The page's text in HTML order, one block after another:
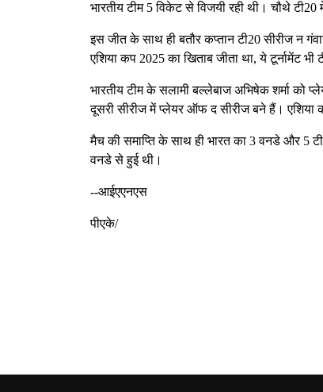
भारतीय टीम 5 विकेट से विजयी रही थी। चौथे टी20
इस जीत के साथ ही बतौर कप्तान टी20 सीरीज न
एशिया कप 2025 का खिताब जीता था, ये टूर्नामेंट भी
भारतीय टीम के सलामी बल्लेबाज अभिषेक शर्मा को
दूसरी सीरीज में प्लेयर ऑफ द सीरीज बने हैं।
मैच की समाप्ति के साथ ही भारत का 3 वनडे और 5
वनडे से हुई थी।
--आईएएनएस
पीएके/